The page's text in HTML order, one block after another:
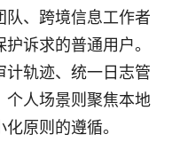
队、跨境信息工作者
诉求的普通用户。
计轨迹、统一日志管
个人场景则聚焦本地
原则的遵循。